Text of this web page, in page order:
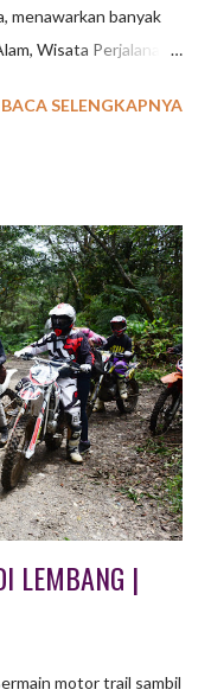
menawarkan banyak
Wisata Perjalanan,
pilihan Paket Wisata
tempat wisata
konsep
OUTBOUND DI
menawarkan
dari hutan pinus
gathering
unggulan mencakup
Forest Cikole untuk
Treetop da...
BACA SELENGKAPNYA
LEMBANG |
motor trail sambil